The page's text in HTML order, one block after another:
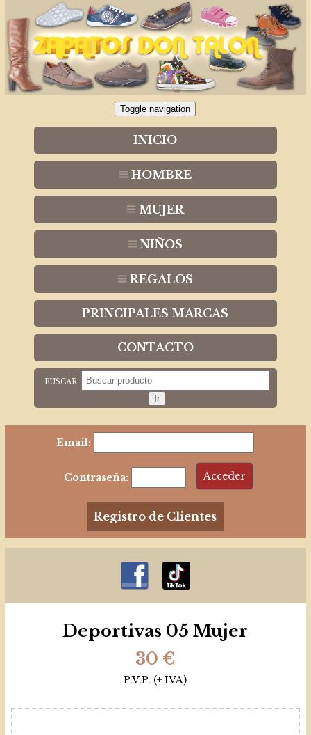
Toggle navigation
INICIO
HOMBRE
MUJER
NIÑOS
REGALOS
PRINCIPALES MARCAS
CONTACTO
BUSCAR
Email:
Contraseña:
Registro de Clientes
Deportivas 05 Mujer
30 €
P.V.P. (+ IVA)